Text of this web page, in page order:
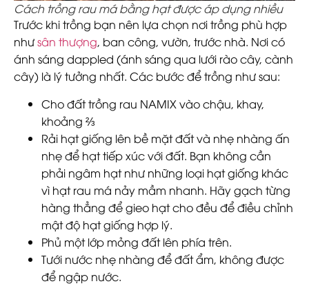
Cách trồng rau má bằng hạt được áp dụng nhiều
Trước khi trồng bạn nên lựa chọn nơi trồng phù hợp
nhưsân thượng, ban công, vườn, trước nhà. Nơi có
ánh sáng dappled (ánh sáng qua lưới rào cây, cành
cây) là lý tưởng nhất. Các bước để trồng như sau:
Cho đất trồng rau NAMIX vào chậu, khay,
khoảng ⅔
Rải hạt giống lên bề mặt đất và nhẹ nhàng ấn
nhẹ để hạt tiếp xúc với đất. Bạn không cần
phải ngâm hạt như những loại hạt giống khác
vì hạt rau má nảy mầm nhanh. Hãy gạch từng
hàng thẳng để gieo hạt cho đều để điều chỉnh
mật độ hạt giống hợp lý.
Phủ một lớp mỏng đất lên phía trên.
Tưới nước nhẹ nhàng để đất ẩm, không được
để ngập nước.